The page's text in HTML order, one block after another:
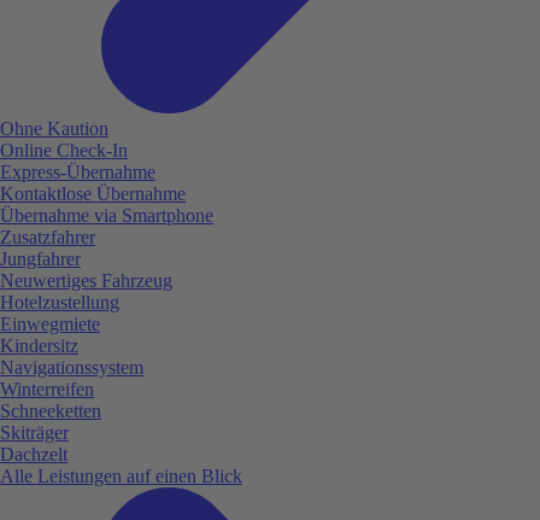
Ohne Kaution
Online Check-In
Express-Übernahme
Kontaktlose Übernahme
Übernahme via Smartphone
Zusatzfahrer
Jungfahrer
Neuwertiges Fahrzeug
Hotelzustellung
Einwegmiete
Kindersitz
Navigationssystem
Winterreifen
Schneeketten
Skiträger
Dachzelt
Alle Leistungen auf einen Blick